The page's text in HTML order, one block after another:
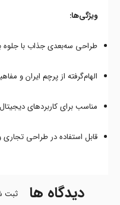
ویژگی‌ها:
طراحی سه‌بعدی جذاب با
الهام‌گرفته از پرچم ایران و
مناسب برای کاربردهای
قابل استفاده در طراحی
دیدگاه ها ثبت